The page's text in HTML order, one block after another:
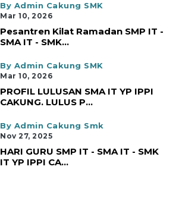
By Admin Cakung SMK
Mar 10, 2026
Pesantren Kilat Ramadan SMP IT -
SMA IT - SMK...
By Admin Cakung SMK
Mar 10, 2026
PROFIL LULUSAN SMA IT YP IPPI
CAKUNG. LULUS P...
By Admin Cakung Smk
Nov 27, 2025
HARI GURU SMP IT - SMA IT - SMK
IT YP IPPI CA...